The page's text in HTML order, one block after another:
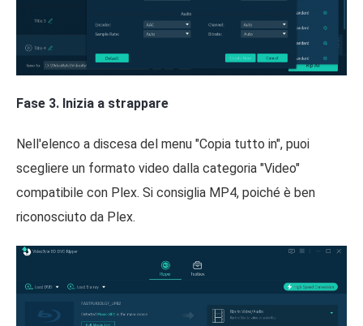
Fase 3. Inizia a strappare
Nell'elenco a discesa del menu "Copia tutto in", puoi
scegliere un formato video dalla categoria "Video"
compatibile con Plex. Si consiglia MP4, poiché è ben
riconosciuto da Plex.